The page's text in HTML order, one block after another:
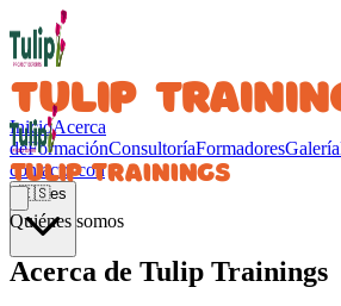
TULIP
InicioAcerca
deFormaciónConsultoríaFormadoresGalería
contacto con
🇪🇸es
TULIP TRAININGS
Quiénes somos
Acerca de Tulip Trainings